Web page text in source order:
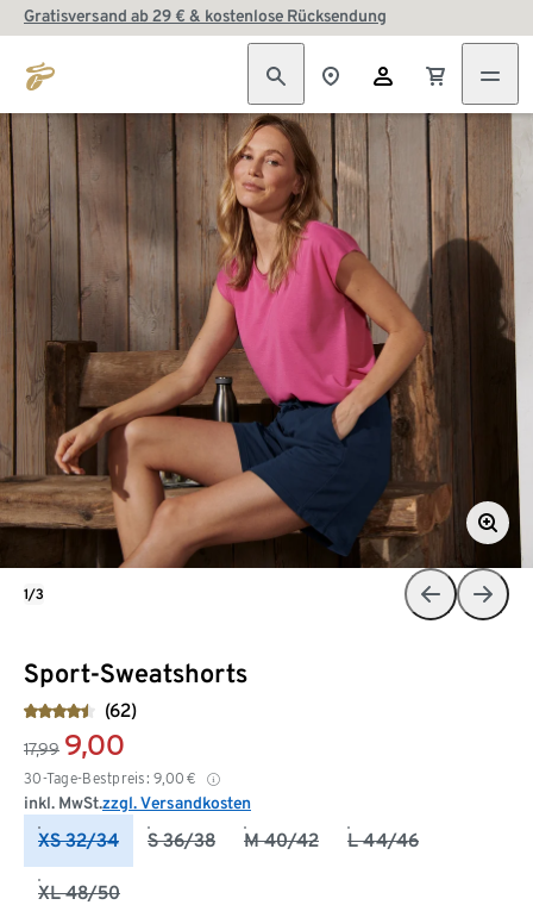
Gratisversand ab 29 € & kostenlose Rücksendung
Sport-Sweatshorts
(62)
17,99 9,00
30-Tage-Bestpreis: 9,00 €
inkl. MwSt.zzgl. Versandkosten
XS 32/34 S 36/38 M 40/42 L 44/46
XL 48/50
1/3